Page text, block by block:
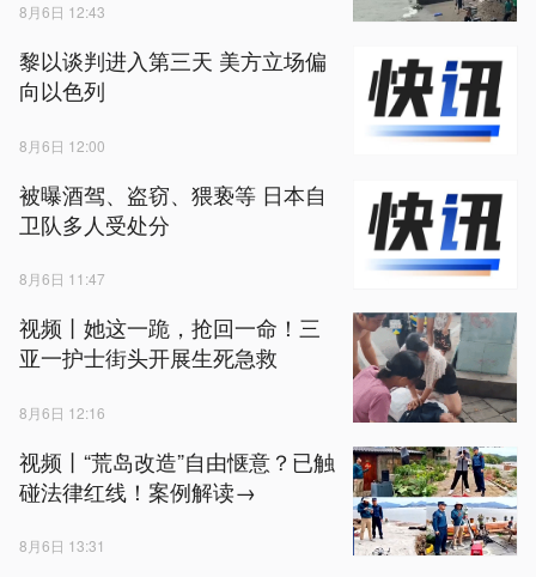
8月6日 12:43
黎以谈判进入第三天 美方立场偏
向以色列
8月6日 12:00
被曝酒驾、盗窃、猥亵等 日本自
卫队多人受处分
8月6日 11:47
视频丨她这一跪，抢回一命！三
亚一护士街头开展生死急救
8月6日 12:16
视频丨“荒岛改造”自由惬意？已触
碰法律红线！案例解读→
8月6日 13:31